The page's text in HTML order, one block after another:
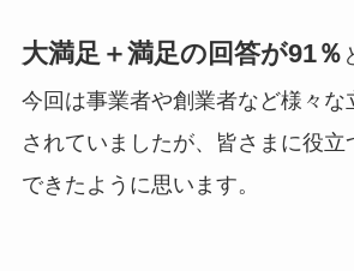
大満足＋満足の回答が91％
今回は事業者や創業者など様々な
されていましたが、皆さまに役立
できたように思います。